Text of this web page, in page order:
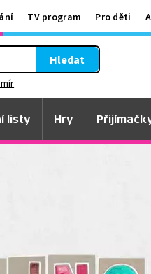
TV program Pro děti
Hledat
listy Hry